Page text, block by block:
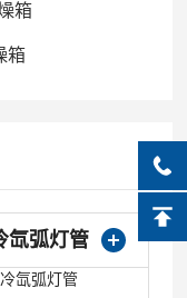
箱
箱
氙弧灯管